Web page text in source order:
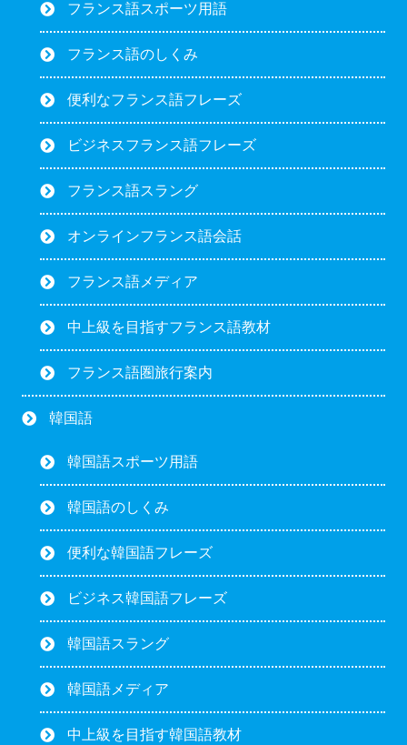
フランス語スポーツ用語
フランス語のしくみ
便利なフランス語フレーズ
ビジネスフランス語フレーズ
フランス語スラング
オンラインフランス語会話
フランス語メディア
中上級を目指すフランス語教材
フランス語圏旅行案内
韓国語
韓国語スポーツ用語
韓国語のしくみ
便利な韓国語フレーズ
ビジネス韓国語フレーズ
韓国語スラング
韓国語メディア
中上級を目指す韓国語教材